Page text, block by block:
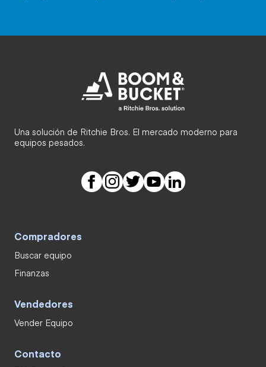
Una solución de Ritchie Bros. El mercado moderno para
equipos pesados.
Compradores
Buscar equipo
Finanzas
Vendedores
Vender Equipo
Contacto